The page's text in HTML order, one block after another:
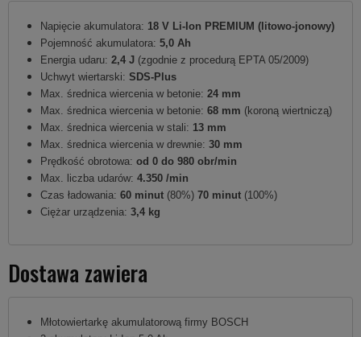
Napięcie akumulatora: 18 V Li-Ion PREMIUM (litowo-jonowy)
Pojemność akumulatora: 5,0 Ah
Energia udaru: 2,4 J (zgodnie z procedurą EPTA 05/2009)
Uchwyt wiertarski: SDS-Plus
Max. średnica wiercenia w betonie: 24 mm
Max. średnica wiercenia w betonie: 68 mm (koroną wiertniczą)
Max. średnica wiercenia w stali: 13 mm
Max. średnica wiercenia w drewnie: 30 mm
Prędkość obrotowa: od 0 do 980 obr/min
Max. liczba udarów: 4.350 /min
Czas ładowania: 60 minut (80%) 70 minut (100%)
Ciężar urządzenia: 3,4 kg
Dostawa zawiera
Młotowiertarkę akumulatorową firmy BOSCH